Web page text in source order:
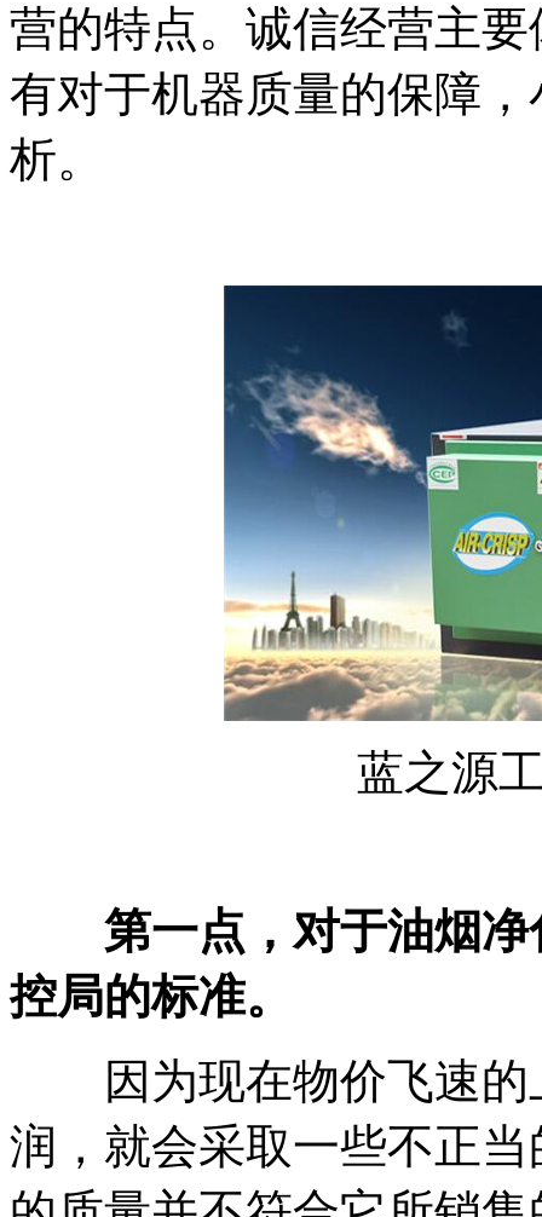
营的特点。诚信经营主
有对于机器质量的保障
析。
蓝之源
第一点，对于油烟净
控局的标准。
因为现在物价飞速的
润，就会采取一些不正